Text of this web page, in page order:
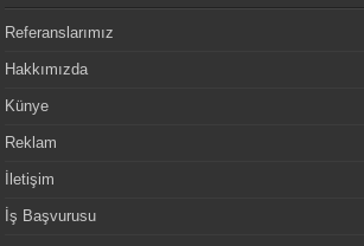
Referanslarımız
Hakkımızda
Künye
Reklam
İletişim
İş Başvurusu